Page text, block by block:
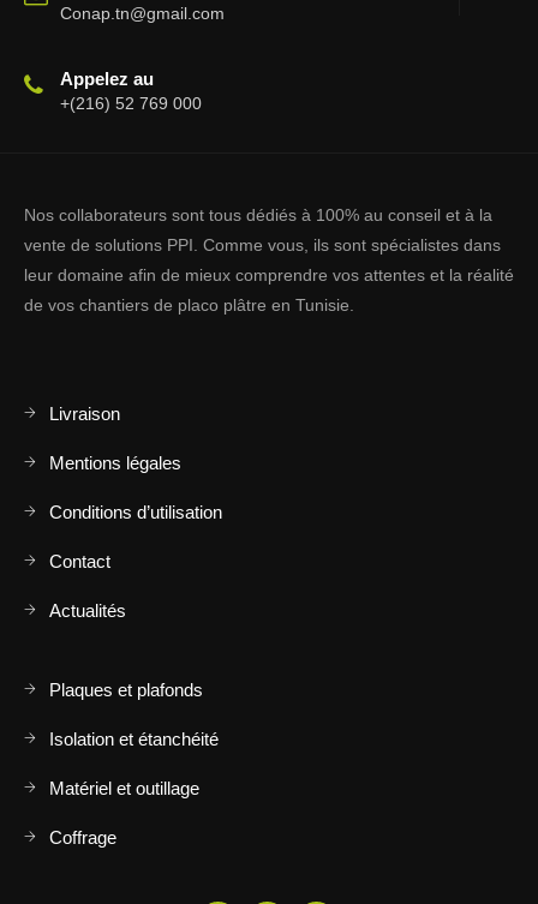
Conap.tn@gmail.com
Appelez au
+(216) 52 769 000
Nos collaborateurs sont tous dédiés à 100% au conseil et à la
vente de solutions PPI. Comme vous, ils sont spécialistes dans
leur domaine afin de mieux comprendre vos attentes et la réalité
de vos chantiers de placo plâtre en Tunisie.
Livraison
Mentions légales
Conditions d’utilisation
Contact
Actualités
Plaques et plafonds
Isolation et étanchéité
Matériel et outillage
Coffrage